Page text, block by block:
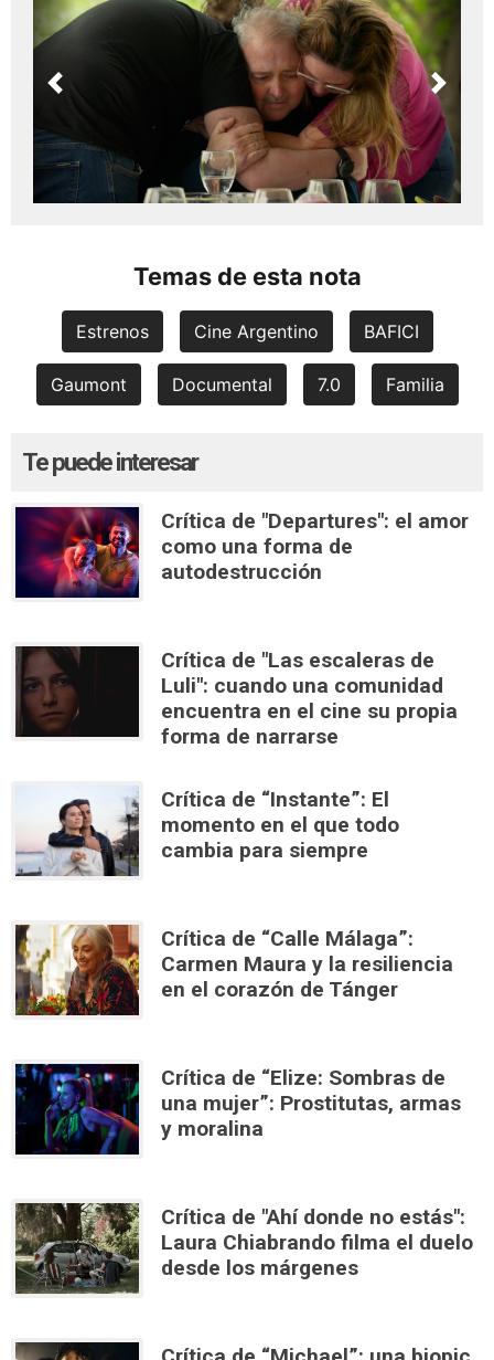
Previous Next
Temas de esta nota
Estrenos Cine Argentino BAFICI
Gaumont Documental 7.0 Familia
Te puede interesar
Crítica de "Departures": el amor
como una forma de
autodestrucción
Crítica de "Las escaleras de
Luli": cuando una comunidad
encuentra en el cine su propia
forma de narrarse
Crítica de “Instante”: El
momento en el que todo
cambia para siempre
Crítica de “Calle Málaga”:
Carmen Maura y la resiliencia
en el corazón de Tánger
Crítica de “Elize: Sombras de
una mujer”: Prostitutas, armas
y moralina
Crítica de "Ahí donde no estás":
Laura Chiabrando filma el duelo
desde los márgenes